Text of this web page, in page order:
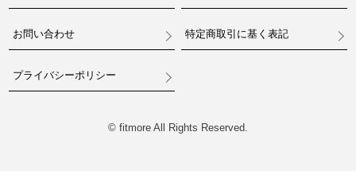
お問い合わせ 特定商取引に基く表記
プライバシーポリシー
© fitmore All Rights Reserved.